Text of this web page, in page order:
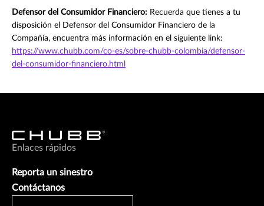
Defensor del Consumidor Financiero: Recuerda que tienes a tu
disposición el Defensor del Consumidor Financiero de la
Compañía, encuentra más información en el siguiente link:
https://www.chubb.com/co-es/sobre-chubb-colombia/defensor-
del-consumidor-financiero.html
Enlaces rápidos
Reporta un sinestro
Contáctanos